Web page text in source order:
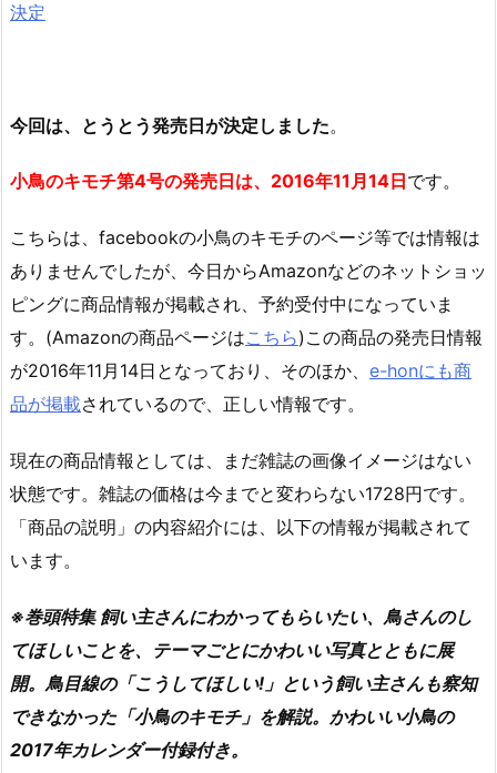
決定
今回は、とうとう発売日が決定しました。
小鳥のキモチ第4号の発売日は、 2016年11月14日です。
こちらは、facebookの小鳥のキモチのページ等では情報は
ありませんでしたが、今日からAmazonなどのネットショッ
ピングに商品情報が掲載され、予約受付中になっていま
す。(Amazonの商品ページはこちら)この商品の発売日情報
が2016年11月14日となっており、そのほか、 e-honにも商
品が掲載されているので、正しい情報です。
現在の商品情報としては、まだ雑誌の画像イメージはない
状態です。雑誌の価格は今までと変わらない1728円です。
「商品の説明」の内容紹介には、以下の情報が掲載されて
います。
※巻頭特集 飼い主さんにわかってもらいたい、鳥さんのし
てほしいことを、テーマごとにかわいい写真とともに展
開。鳥目線の「こうしてほしい!」という飼い主さんも察知
できなかった「小鳥のキモチ」を解説。かわいい小鳥の
2017年カレンダー付録付き。